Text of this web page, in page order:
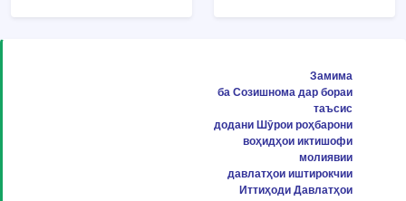
Замима
ба Созишнома дар бораи
таъсис
додани Шӯрои роҳбарони
воҳидҳои иктишофи
молиявии
давлатҳои иштирокчии
Иттиҳоди Давлатҳои